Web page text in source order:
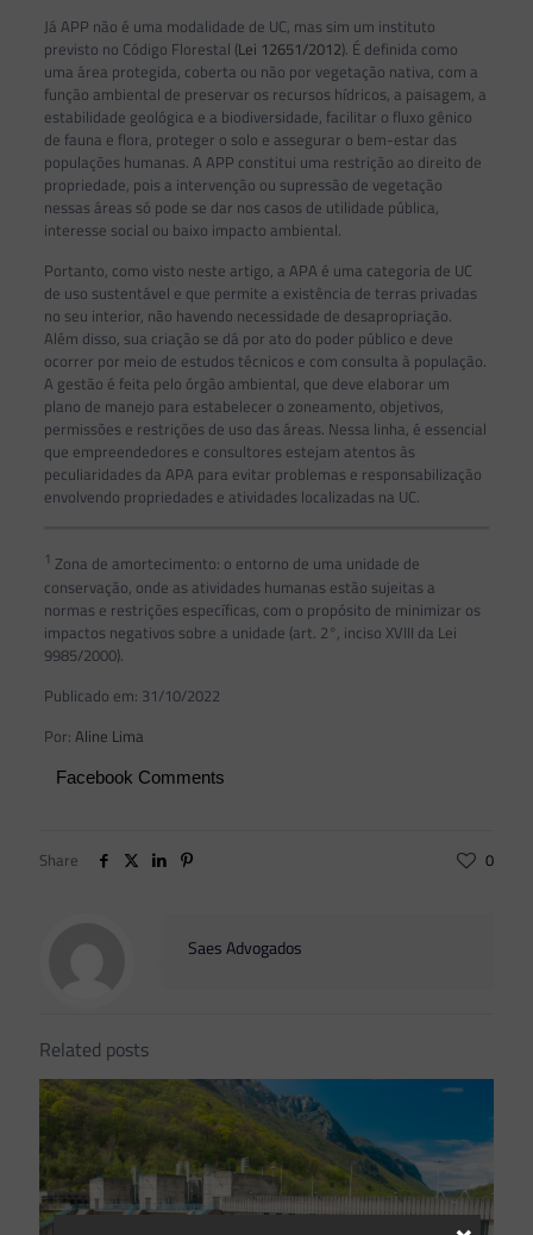
Já APP não é uma modalidade de UC, mas sim um instituto
previsto no Código Florestal (Lei 12651/2012). É definida como
uma área protegida, coberta ou não por vegetação nativa, com a
função ambiental de preservar os recursos hídricos, a paisagem, a
estabilidade geológica e a biodiversidade, facilitar o fluxo gênico
de fauna e flora, proteger o solo e assegurar o bem-estar das
populações humanas. A APP constitui uma restrição ao direito de
propriedade, pois a intervenção ou supressão de vegetação
nessas áreas só pode se dar nos casos de utilidade pública,
interesse social ou baixo impacto ambiental.
Portanto, como visto neste artigo, a APA é uma categoria de UC
de uso sustentável e que permite a existência de terras privadas
no seu interior, não havendo necessidade de desapropriação.
Além disso, sua criação se dá por ato do poder público e deve
ocorrer por meio de estudos técnicos e com consulta à população.
A gestão é feita pelo órgão ambiental, que deve elaborar um
plano de manejo para estabelecer o zoneamento, objetivos,
permissões e restrições de uso das áreas. Nessa linha, é essencial
que empreendedores e consultores estejam atentos às
peculiaridades da APA para evitar problemas e responsabilização
envolvendo propriedades e atividades localizadas na UC.
1 Zona de amortecimento: o entorno de uma unidade de
conservação, onde as atividades humanas estão sujeitas a
normas e restrições específicas, com o propósito de minimizar os
impactos negativos sobre a unidade (art. 2°, inciso XVIII da Lei
9985/2000).
Publicado em: 31/10/2022
Por: Aline Lima
Facebook Comments
Share 0
Saes Advogados
Related posts